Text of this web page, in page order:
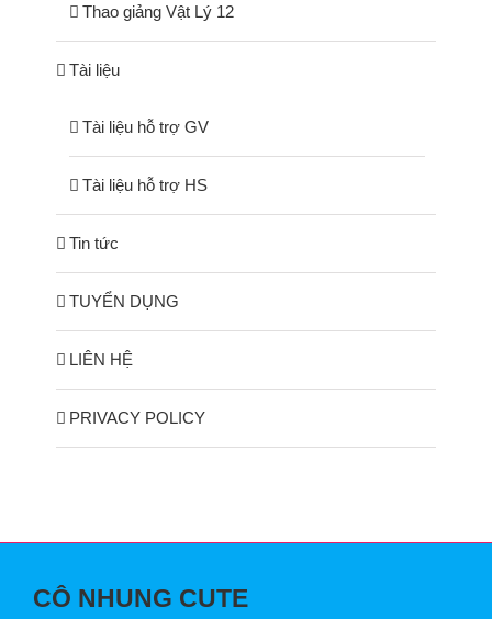
Thao giảng Vật Lý 12
Tài liệu
Tài liệu hỗ trợ GV
Tài liệu hỗ trợ HS
Tin tức
TUYỂN DỤNG
LIÊN HỆ
PRIVACY POLICY
CÔ NHUNG CUTE